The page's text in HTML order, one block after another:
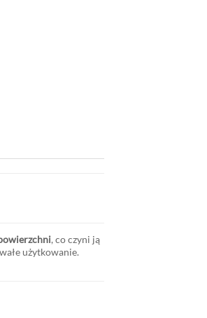
, co czyni ją
użytkowanie.